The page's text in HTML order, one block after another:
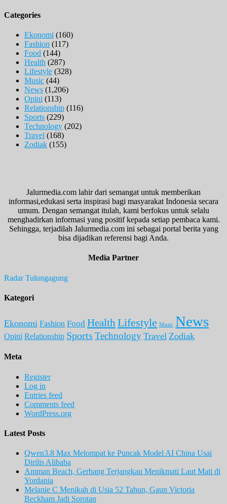
Categories
Ekonomi (160)
Fashion (117)
Food (144)
Health (287)
Lifestyle (328)
Music (44)
News (1,206)
Opini (113)
Relationship (116)
Sports (229)
Technology (202)
Travel (168)
Zodiak (155)
Jalurmedia.com lahir dari semangat untuk memberikan
informasi,edukasi serta inspirasi bagi masyarakat Indonesia secara
umum. Dengan semangat itulah, kami berfokus untuk selalu
menghadirkan informasi yang positif kepada setiap pembaca kami.
Sehingga, terjadilah Jalurmedia.com ini sebagai portal berita yang
bisa dijadikan referensi bagi Anda.
Media Partner
Radar Tulungagung
Kategori
Ekonomi Fashion Food Health Lifestyle Music News
Opini Relationship Sports Technology Travel Zodiak
Meta
Register
Log in
Entries feed
Comments feed
WordPress.org
Latest Posts
Qwen3.8 Max Melompat ke Puncak Model AI China Usai
Dirilis Alibaba
Amman Beach, Gerbang Terjangkau Menikmati Laut Mati di
Yordania
Melanie C Menikah di Usia 52 Tahun, Gaun Victoria
Beckham Jadi Sorotan